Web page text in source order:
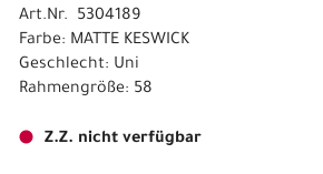
Art.Nr. 5304189
Farbe: MATTE KESWICK
Geschlecht: Uni
Rahmengröße: 58
Z.Z. nicht verfügbar